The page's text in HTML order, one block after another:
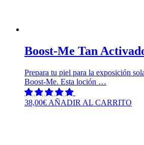
Boost-Me Tan
Prepara tu piel para la exposición
Boost-Me. Esta loción …
38,00€ AÑADIR AL CARRITO